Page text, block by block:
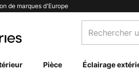
de marques d'Europe
un
catégorie...
Pièce Éclairage